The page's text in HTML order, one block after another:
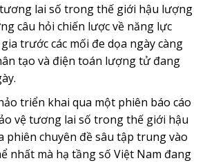
lai số trong thế giới hậu lượng
câu hỏi chiến lược về năng lực
trước các mối đe dọa ngày càng
tạo và điện toán lượng tử đang
triển khai qua một phiên báo cáo
vệ tương lai số trong thế giới hậu
phiên chuyên đề sâu tập trung vào
nhất mà hạ tầng số Việt Nam đang